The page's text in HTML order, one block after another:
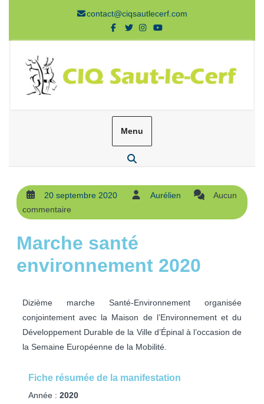
contact@ciqsautlecerf.com
Menu
20 septembre 2020 Aurélien
Aucun
commentaire
Marche santé
environnement 2020
Dizième marche Santé-Environnement organisée
conjointement avec la Maison de l’Environnement et du
Développement Durable de la Ville d’Épinal à l’occasion de
la Semaine Européenne de la Mobilité.
Fiche résumée de la manifestation
Année : 2020